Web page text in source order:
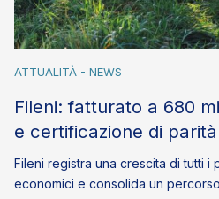
ATTUALITÀ - NEWS
Fileni: fatturato a 680
e certificazione di
Fileni registra una crescita di tutti i
economici e consolida un